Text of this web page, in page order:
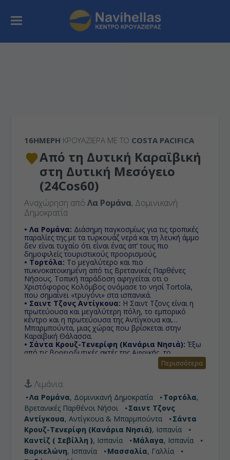
16ΉΜΕΡΗ ΚΡΟΥΑΖΙΕΡΑ ΜΕ ΤΟ COSTA PACIFICA
Από τη Δυτική Καραϊβική
στη Δυτική Μεσόγειο
(24Cos60)
Αναχώρηση απόΛα Ρομάνα, Δομινικανή
Δημοκρατία
• Λα Ρομάνα: Διάσημη παγκοσμίως για τις τροπικές
παραλίες της με τα τυρκουάζ νερά και τη λευκή άμμο
δεν είναι τυχαίο ότι είναι ένας απ’ τους πιο
δημοφιλείς τουριστικούς προορισμούς.
• Τορτόλα: Το μεγαλύτερο και πιο
πυκνοκατοικημένη από τις Βρετανικές Παρθένες
Νήσους. Τοπική παράδοση αφηγείται οτι ο
Χριστόφορος Κολόμβος ονόμασε το νησί Tortola,
που σημαίνει «τρυγόνι» στα ισπανικά.
• Σαιντ Τζονς Αντίγκουα: Η Σαιντ Τζονς είναι η
πρωτεύουσα και μεγαλύτερη πόλη, το εμπορικό
κέντρο και η πρωτεύουσα της Αντίγκουα και
Μπαρμπούντα, μιας χώρας που βρίσκεται στην
Καραϊβική Θάλασσα.
• Σάντα Κρουζ-Τενερίφη (Κανάρια Νησιά): Έξω
από τις βορειοδυτικές ακτές της Αφρικής, το
μεγαλύτερο από τα νησιά του συμπλέγματος των
Καναρίων Νήσων προσφέρει ανέμελες διακοπές σε
έναν τόπο με μοναδική, ιδιαίτερη φυσική ομορφιά.
• Καντίζ ( Σεβίλλη ):
ο οποίος ενώνεται με μια μικρή λωρίδα στεριάς και
δρόμο με την ηπειρωτική περιοχή στον Κόλπο του
Κάδιθ, ο οποίος βλέπει τον Ατλαντικό ωκεανό.
• Μάλαγα:Παραθαλάσσια πόλη με πλούσια ιστορία
και αποτελεί διάσημο τουριστικό προορισμό των
Ευρωπαίων.
• Βαρκελώνη:Πρωτεύουσα της Καταλωνίας, που τα
έχει όλα και είναι από τους πιο δημοφιλείς
Περισσότερα
Λιμάνια:
Λα Ρομάνα, Δομινικανή Δημοκρατία Τορτόλα,
Βρετανικές Παρθένοι Νήσοι
Σαιντ Τζονς
Αντίγκουα, Αντίγκουα & Μπαρμπούντα
Σάντα
Κρουζ-Τενερίφη (Κανάρια Νησιά), Ισπανία
Καντίζ ( Σεβίλλη ), Ισπανία Μάλαγα, Ισπανία
Βαρκελώνη, Ισπανία Μασσαλία, Γαλλία